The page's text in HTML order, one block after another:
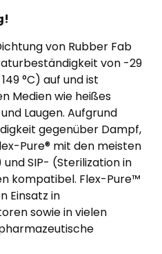
von Rubber Fab
von -29
°C) auf und ist
Medien wie heißes
Laugen. Aufgrund
gegenüber Dampf,
Pure® mit den meisten
SIP- (Sterilization in
kompatibel. Flex-Pure™
Einsatz in
sowie in vielen